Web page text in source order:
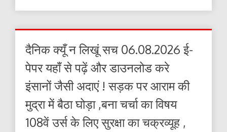
दैनिक क्यूँ न लिखूं सच 06.08.2026 ई-
पेपर यहाँ से पढ़ें और डाउनलोड करे
इंसानों जैसी अदाएं ! सड़क पर आराम की
मुद्रा में बैठा घोड़ा ,बना चर्चा का विषय
108वें उर्स के लिए सुरक्षा का चक्रव्यूह ,